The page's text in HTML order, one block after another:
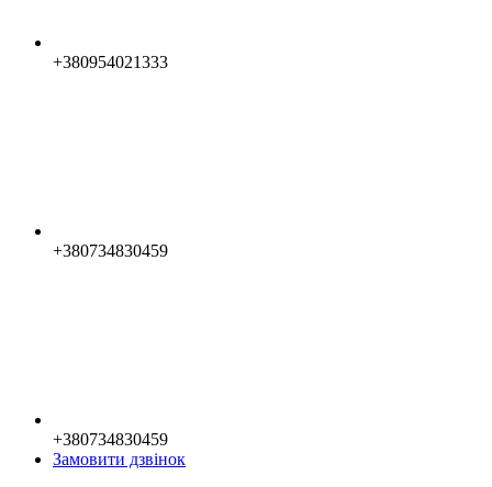
+380954021333
+380734830459
+380734830459
Замовити дзвінок